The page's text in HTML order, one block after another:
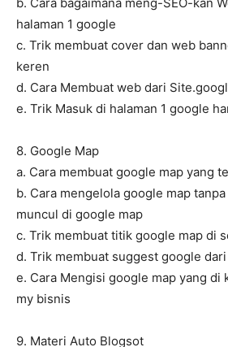
halaman 1 google
c. Trik membuat cover dan web
keren
d. Cara Membuat web dari
e. Trik Masuk di halaman 1 google
8. Google Map
a. Cara membuat google map yang
b. Cara mengelola google map
muncul di google map
c. Trik membuat titik google map di
d. Trik membuat suggest google
e. Cara Mengisi google map yang di
my bisnis
9. Materi Auto Blogsot